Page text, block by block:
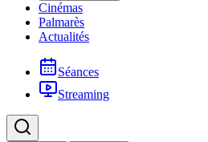
Cinémas
Palmarès
Actualités
Séances
Streaming